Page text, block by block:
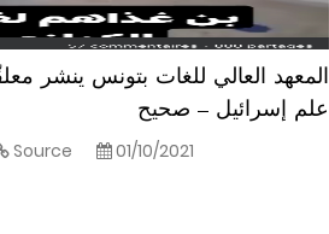
المعهد العالي للغات بتونس ينشر
علم إسرائيل – صحيح
Source 01/10/2021